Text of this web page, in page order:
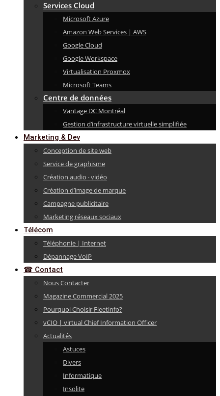
Services Cloud
Microsoft Azure
Amazon Web Services | AWS
Google Cloud
Google Workspace
Virtualisation Proxmox
Microsoft Teams
Centre de données
Vantage DC Montréal
Gestion d’infrastructure virtuelle simplifiée
Marketing & Dev
Conception de site web
Service de graphisme
Création audio · vidéo
Création d’image de marque
Campagne publicitaire
Marketing réseaux sociaux
Télécom
Téléphonie | Internet
Dépannage VoIP
☎ Contact
Nous Contacter
Magazine Commercial 2025
Pourquoi Choisir Fleetinfo?
vCIO | virtual Chief Information Officer
Actualités
Astuces
Divers
Informatique
Insolite